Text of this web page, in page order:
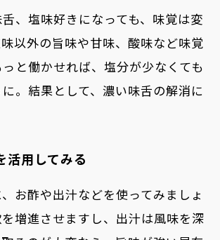
、塩味好きになっても、味覚は変
以外の旨味や甘味、酸味など味覚
と働かせれば、塩分が少なくても
。結果として、濃い味舌の解消に
活用してみる
お酢や出汁などを使ってみましょ
増進させますし、出汁は風味を深